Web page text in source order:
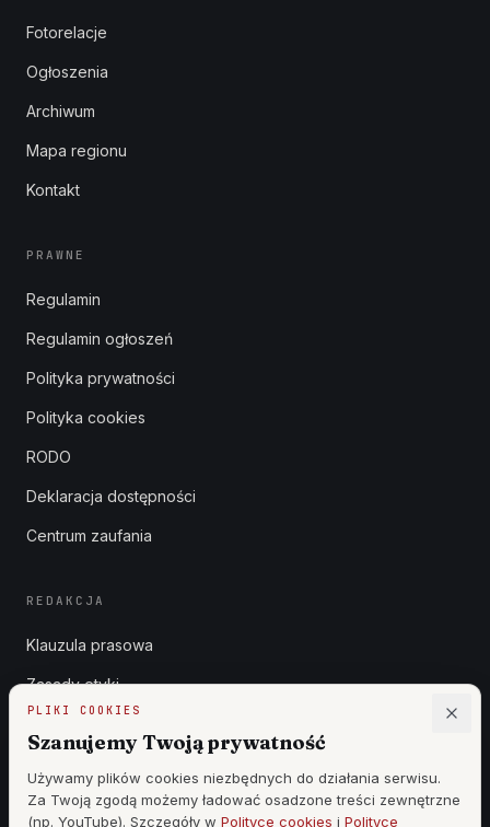
PLIKI COOKIES
Szanujemy Twoją prywatność
Używamy plików cookies niezbędnych do działania serwisu.
Za Twoją zgodą możemy ładować osadzone treści zewnętrzne
(np. YouTube). Szczegóły w Polityce cookies i Polityce
Fotorelacje
Ogłoszenia
Archiwum
Mapa regionu
Kontakt
PRAWNE
Regulamin
Regulamin ogłoszeń
Polityka prywatności
Polityka cookies
RODO
Deklaracja dostępności
Centrum zaufania
REDAKCJA
Klauzula prasowa
Zasady etyki
Cennik